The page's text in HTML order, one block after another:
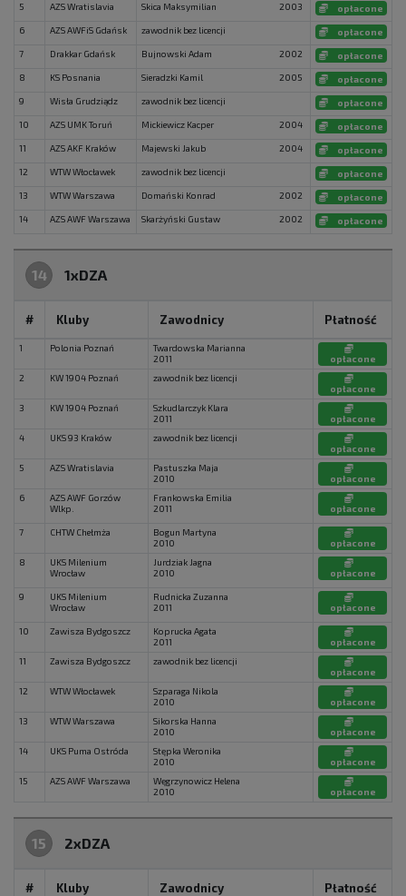
5
AZS Wratislavia Skica Maksymilian 2003
opłacone
6
AZS AWFiS Gdańsk zawodnik bez licencji
opłacone
7
Drakkar Gdańsk Bujnowski Adam 2002
opłacone
8
KS Posnania Sieradzki Kamil 2005
opłacone
9
Wisła Grudziądz zawodnik bez licencji
opłacone
10
AZS UMK Toruń Mickiewicz Kacper 2004
opłacone
11
AZS AKF Kraków Majewski Jakub 2004
opłacone
12
WTW Włocławek zawodnik bez licencji
opłacone
13
WTW Warszawa Domański Konrad 2002
opłacone
14
AZS AWF Warszawa Skarżyński Gustaw 2002 opłacone
14 1xDZA
# Kluby Zawodnicy Płatność
1 Polonia Poznań
Twardowska Marianna
2011
opłacone
2
KW 1904 Poznań
zawodnik bez licencji
opłacone
3
KW 1904 Poznań
Szkudlarczyk Klara
2011
opłacone
4
UKS 93 Kraków
zawodnik bez licencji
opłacone
5
AZS Wratislavia
Pastuszka Maja
2010
opłacone
6
AZS AWF Gorzów
Wlkp.
Frankowska Emilia
2011
opłacone
7 CHTW Chełmża
Bogun Martyna
2010
opłacone
8
UKS Milenium
Wrocław
Jurdziak Jagna
2010
opłacone
9
UKS Milenium
Wrocław
Rudnicka Zuzanna
2011
opłacone
10 Zawisza Bydgoszcz
Koprucka Agata
2011
opłacone
11
Zawisza Bydgoszcz
zawodnik bez licencji
opłacone
12
WTW Włocławek
Szparaga Nikola
2010
opłacone
13
WTW Warszawa
Sikorska Hanna
2010
opłacone
14
UKS Puma Ostróda
Stępka Weronika
2010
opłacone
15
AZS AWF Warszawa
Węgrzynowicz Helena
2010
opłacone
15 2xDZA
# Kluby Zawodnicy Płatność